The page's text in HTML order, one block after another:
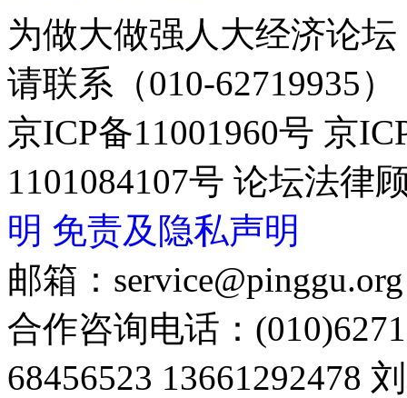
为做大做强人大经济论
请联系（010-62719935）
京ICP备11001960号 京
1101084107号 论坛法律
明 免责及隐私声明
邮箱：service@pinggu.org
合作咨询电话：
68456523 13661292478